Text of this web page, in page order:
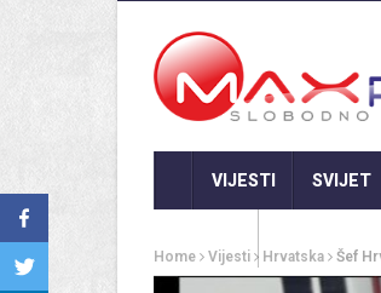
VIJESTI SVIJET
Home Vijesti Hrvatska Šef